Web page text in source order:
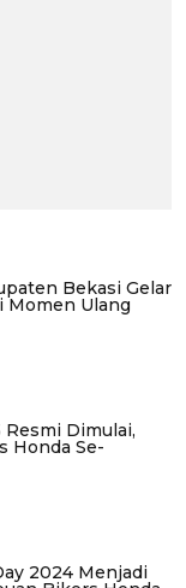
Bekasi Gelar
Momen Ulang
Dimulai,
Honda Se-
2024 Menjadi